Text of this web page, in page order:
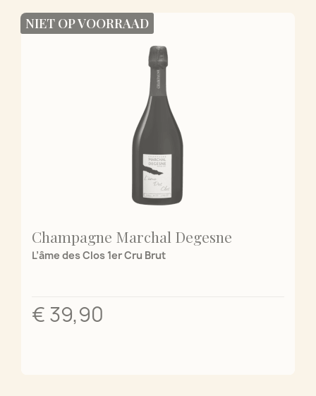
Champagne Marchal Degesne
L’âme des Clos 1er Cru Brut
€ 39,90
NIET OP VOORRAAD